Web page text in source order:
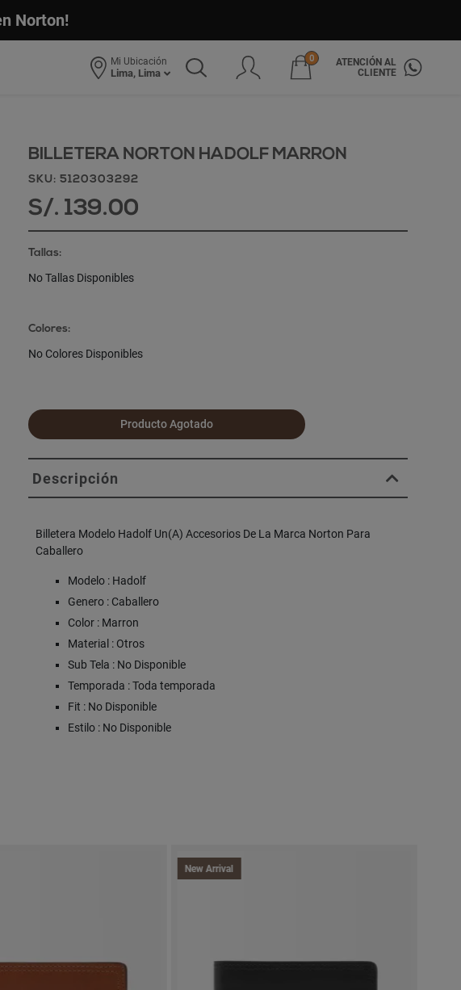
Norton!
Mi Ubicación
Lima, Lima
0
ATENCIÓN AL
CLIENTE
BILLETERA NORTON HADOLF MARRON
SKU: 5120303292
S/. 139.00
Tallas:
No Tallas Disponibles
Colores:
No Colores Disponibles
Producto Agotado
Descripción
Billetera Modelo Hadolf Un(A) Accesorios De La Marca Norton Para
Caballero
Modelo : Hadolf
Genero : Caballero
Color : Marron
Material : Otros
Sub Tela : No Disponible
Temporada : Toda temporada
Fit : No Disponible
Estilo : No Disponible
New Arrival